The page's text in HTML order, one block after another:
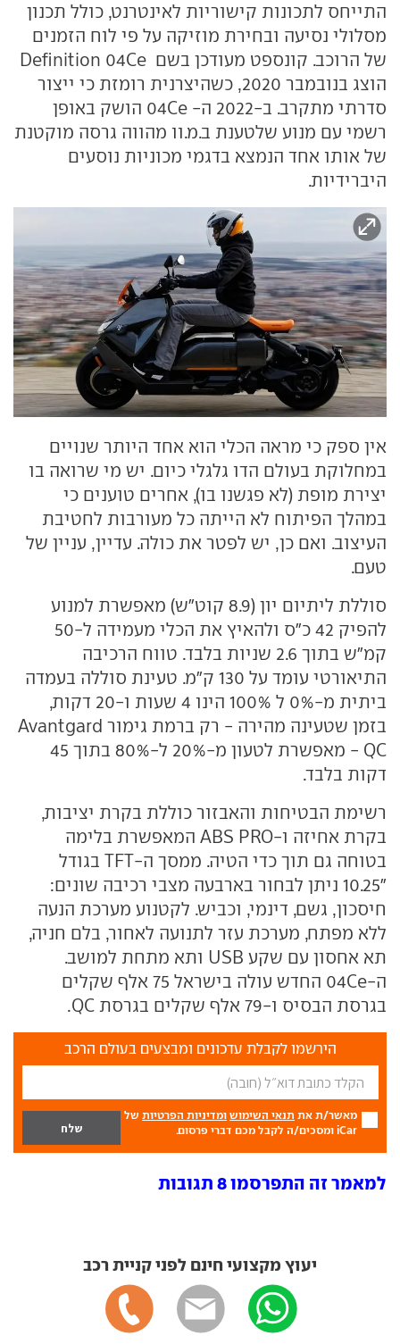
התייחס לתכונות קישוריות לאינטרנט, כולל תכנון
מסלולי נסיעה ובחירת מוזיקה על פי לוח הזמנים
של הרוכב. קונספט מעודכן בשם Definition 04Ce
הוצג בנובמבר 2020, כשהיצרנית רומזת כי ייצור
סדרתי מתקרב. ב-2022 ה- 04Ce הושק באופן
רשמי עם מנוע שלטענת ב.מ.וו מהווה גרסה מוקטנת
של אותו אחד הנמצא בדגמי מכוניות נוסעים
היברידיות.
אין ספק כי מראה הכלי הוא אחד היותר שנויים
במחלוקת בעולם הדו גלגלי כיום. יש מי שרואה בו
יצירת מופת (לא פגשנו בו), אחרים טוענים כי
במהלך הפיתוח לא הייתה כל מעורבות לחטיבת
העיצוב. ואם כן, יש לפטר את כולה. עדיין, עניין של
טעם.
סוללת ליתיום יון (8.9 קוט"ש) מאפשרת למנוע
להפיק 42 כ"ס ולהאיץ את הכלי מעמידה ל-50
קמ"ש בתוך 2.6 שניות בלבד. טווח הרכיבה
התיאורטי עומד על 130 ק"מ. טעינת סוללה בעמדה
ביתית מ-0% ל 100% הינו 4 שעות ו-20 דקות,
בזמן שטעינה מהירה - רק ברמת גימור Avantgard
QC - מאפשרת לטעון מ-20% ל-80% בתוך 45
דקות בלבד.
רשימת הבטיחות והאבזור כוללת בקרת יציבות,
בקרת אחיזה ו-ABS PRO המאפשרת בלימה
בטוחה גם תוך כדי הטיה. ממסך ה-TFT בגודל
"10.25 ניתן לבחור בארבעה מצבי רכיבה שונים:
חיסכון, גשם, דינמי, וכביש. לקטנוע מערכת הנעה
ללא מפתח, מערכת עזר לתנועה לאחור, בלם חניה,
תא אחסון עם שקע USB ותא מתחת למושב.
ה-04Ce החדש עולה בישראל 75 אלף שקלים
בגרסת הבסיס ו-79 אלף שקלים בגרסת QC.
הירשמו לקבלת עדכונים ומבצעים בעולם הרכב
מאשר/ת את תנאי השימוש ומדיניות הפרטיות של
iCar ומסכים/ה לקבל מכם דברי פרסום.
למאמר זה התפרסמו 8 תגובות
יעוץ מקצועי חינם לפני קניית רכב